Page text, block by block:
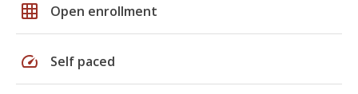
grid_on Open enrollment
speed Self paced